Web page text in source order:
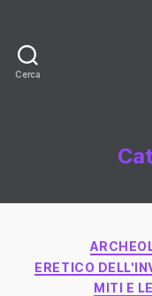
Cerca
ERETICO
MITI E